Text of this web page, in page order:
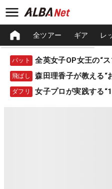
全ツアー ギア レ
パット 全英女子OP女王の“
飛ばし 森田理香子が教える“
ダフリ 女子プロが実践する